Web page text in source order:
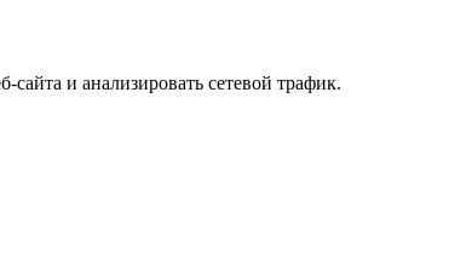
и анализировать сетевой трафик.